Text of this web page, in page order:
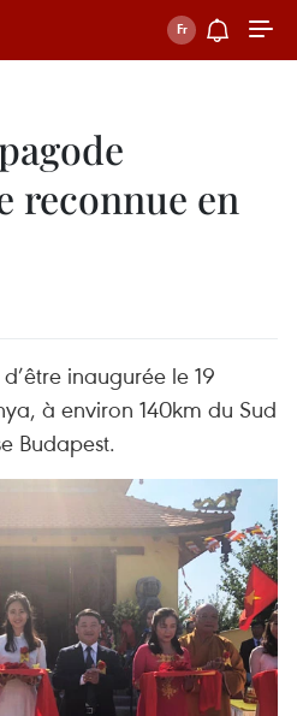
reconnue en
inaugurée le 19
à environ 140km du Sud
Budapest.